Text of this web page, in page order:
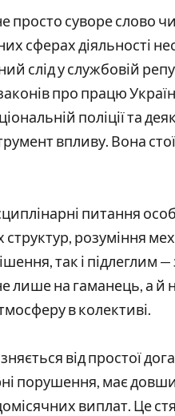
просто суворе слово
сферах діяльності
слід у службовій
про працю
поліції та
впливу. Вона
питання
структур, розуміння
так і підлеглим
лише на гаманець, а
в колективі.
від простої
порушення, має
виплат. Це